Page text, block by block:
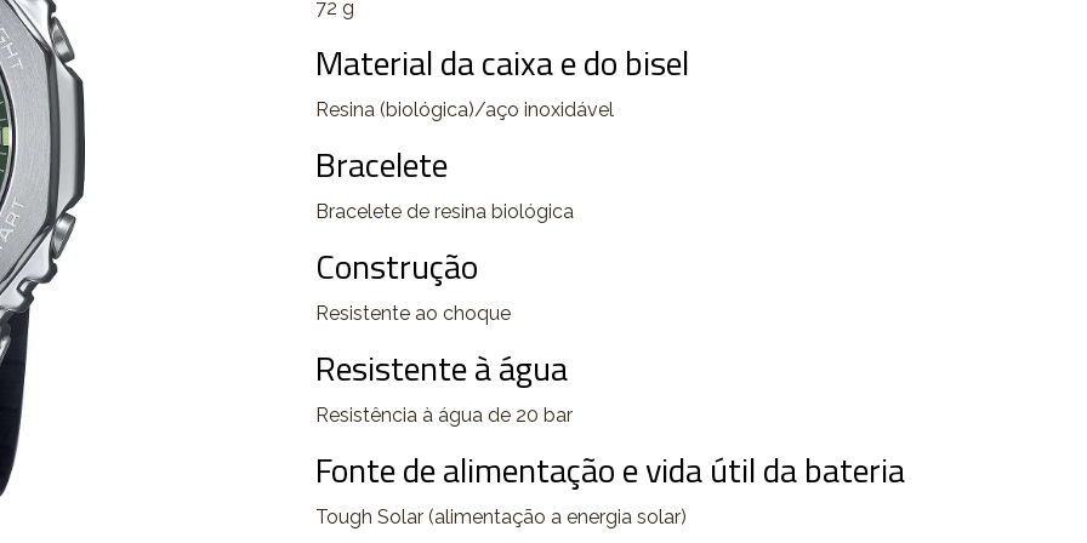
72 g
Material da caixa e do bisel
Resina (biológica)/aço inoxidável
Bracelete
Bracelete de resina biológica
Construção
Resistente ao choque
Resistente à água
Resistência à água de 20 bar
Fonte de alimentação e vida útil da bateria
Tough Solar (alimentação a energia solar)